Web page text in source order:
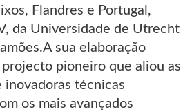
Flandres e Portugal,
da Universidade de Utrecht
sua elaboração
projecto pioneiro que aliou as
inovadoras técnicas
os mais avançados